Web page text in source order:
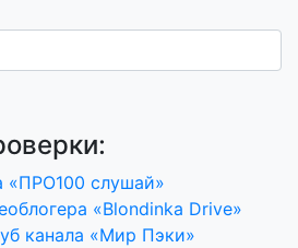
«ПРО100 слушай»
«Blondinka Drive»
канала «Мир Пэки»